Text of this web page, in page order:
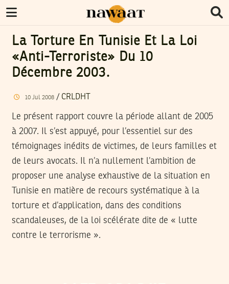
La Torture En Tunisie Et La Loi
«anti-Terroriste» Du 10
Décembre 2003.
10 Jul 2008/ CRLDHT
Le présent rapport couvre la période allant de 2005
à 2007. Il s’est appuyé, pour l’essentiel sur des
témoignages inédits de victimes, de leurs familles et
de leurs avocats. Il n’a nullement l’ambition de
proposer une analyse exhaustive de la situation en
Tunisie en matière de recours systématique à la
torture et d’application, dans des conditions
scandaleuses, de la loi scélérate dite de « lutte
contre le terrorisme ».